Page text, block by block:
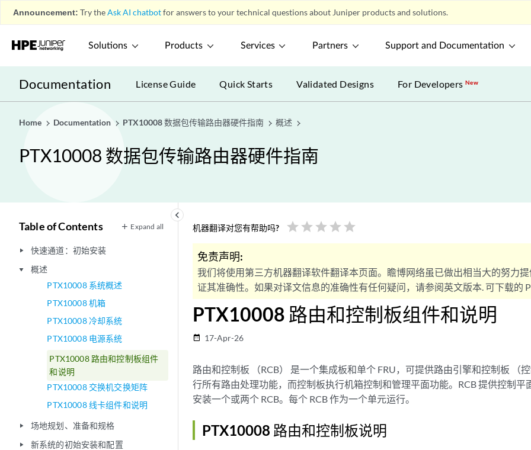
Announcement: Try theAsk AI chatbotfor answers to your technical questions about Juniper products and solutions.
Solutions Products Services Partners Support and Documentation
Documentation License Guide Quick Starts Validated Designs For DevelopersNew
Home Documentation PTX10008 数据包传输路由器硬件指南 概述
PTX10008 数据包传输路由器硬件指南
keyboard_arrow_left
Table of Contents Expand all
play_arrow 快速通道：初始安装
play_arrow
概述
PTX10008 系统概述
PTX10008 机箱
PTX10008 冷却系统
PTX10008 电源系统
PTX10008 路由和控制板组件
和说明
PTX10008 交换机交换矩阵
PTX10008 线卡组件和说明
play_arrow 场地规划、准备和规格
play_arrow 新系统的初始安装和配置
机器翻译对您有帮助吗? star star star star star
免责声明:
我们将使用第三方机器翻译软件翻译本页面。瞻博网络虽已做出相当大的努力
证其准确性。如果对译文信息的准确性有任何疑问，请参阅英文版本. 可下载的
PTX10008 路由和控制板组件和说明
date_range 17-Apr-26
路由和控制板 （RCB） 是一个集成板和单个 FRU，可提供路由引擎和控制板 （
行所有路由处理功能，而控制板执行机箱控制和管理平面功能。RCB 提供控制平
安装一个或两个 RCB。每个 RCB 作为一个单元运行。
PTX10008 路由和控制板说明